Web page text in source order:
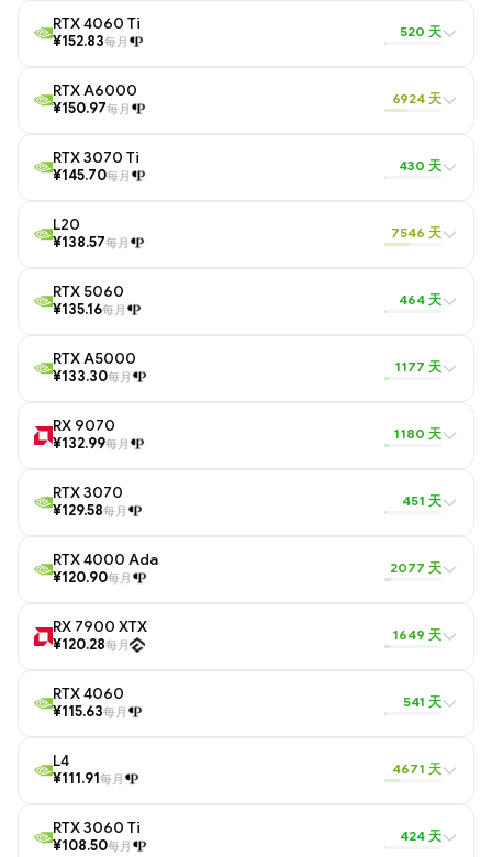
RTX 4060 Ti
¥152.83每月
520 天
RTX A6000
¥150.97每月
6924 天
RTX 3070 Ti
¥145.70每月
430 天
L20
¥138.57每月
7546 天
RTX 5060
¥135.16每月
464 天
RTX A5000
¥133.30每月
1177 天
RX 9070
¥132.99每月
1180 天
RTX 3070
¥129.58每月
451 天
RTX 4000 Ada
¥120.90每月
2077 天
RX 7900 XTX
¥120.28每月
1649 天
RTX 4060
¥115.63每月
541 天
L4
¥111.91每月
4671 天
RTX 3060 Ti
¥108.50每月
424 天